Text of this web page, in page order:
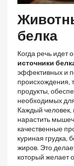
белка
Когда речь
источники
эффективных и
происхождения,
продукты,
необходимых
Каждый человек,
нарастить
качественные
куриная грудка,
жиров. Это
который желает